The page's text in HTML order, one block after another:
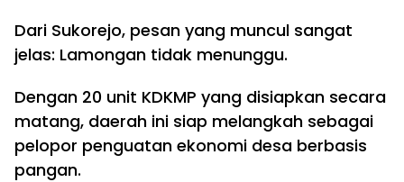
Dari Sukorejo, pesan yang muncul sangat
jelas: Lamongan tidak menunggu.
Dengan 20 unit KDKMP yang disiapkan secara
matang, daerah ini siap melangkah sebagai
pelopor penguatan ekonomi desa berbasis
pangan.